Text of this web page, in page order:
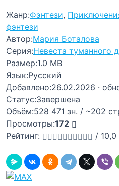
Жанр:Фэнтези,
фэнтези
Автор:Мария Боталова
Серия:Невеста туманного
Размер:1.0 MB
Язык:Русский
Добавлено:26.02.2026 ·
Статус:Завершена
Объём:528 471 зн. / ~202
Просмотры:172
Рейтинг:
/ 10,0